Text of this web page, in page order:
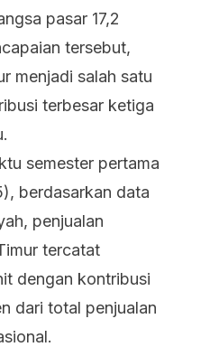
pasar 17,2
tersebut,
menjadi salah satu
terbesar ketiga
semester pertama
berdasarkan data
penjualan
tercatat
dengan kontribusi
dari total penjualan